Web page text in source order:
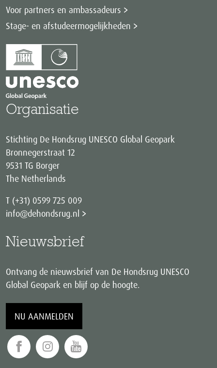
Voor partners en ambassadeurs
Stage- en afstudeermogelijkheden
Organisatie
Stichting De Hondsrug UNESCO Global Geopark
Bronnegerstraat 12
9531 TG Borger
The Netherlands
T (+31) 0599 725 009
info@dehondsrug.nl
Nieuwsbrief
Ontvang de nieuwsbrief van De Hondsrug UNESCO
Global Geopark en blijf op de hoogte.
NU AANMELDEN